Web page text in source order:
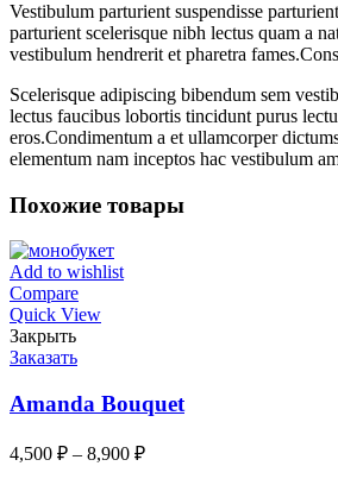
Vestibulum parturient suspendisse
parturient scelerisque nibh lectus quam a
vestibulum hendrerit et pharetra
Scelerisque adipiscing bibendum sem
lectus faucibus lobortis tincidunt purus
eros.Condimentum a et ullamcorper
elementum nam inceptos hac vestibulum
Похожие товары
Add to wishlist
Compare
Quick View
Закрыть
Заказать
Amanda Bouquet
4,500 ₽ – 8,900 ₽